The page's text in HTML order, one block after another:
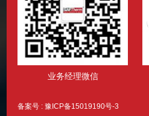
业务经理微信
备案号 :豫ICP备15019190号-3